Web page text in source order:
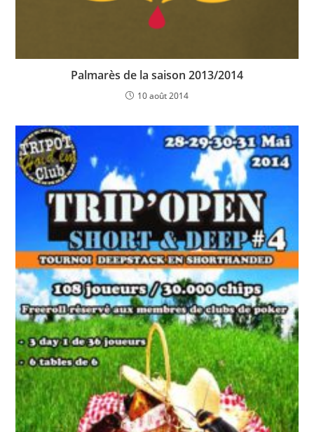
Palmarès de la saison 2013/2014
10 août 2014